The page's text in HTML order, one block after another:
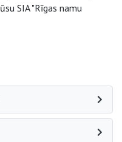
SIA "Rīgas namu